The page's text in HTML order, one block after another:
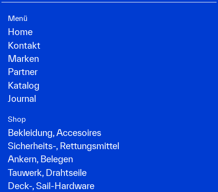
Menü
Home
Kontakt
Marken
Partner
Katalog
Journal
Shop
Bekleidung, Accesoires
Sicherheits-, Rettungsmittel
Ankern, Belegen
Tauwerk, Drahtseile
Deck-, Sail-Hardware